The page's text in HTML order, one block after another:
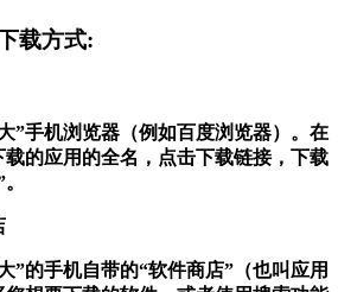
载方式:
”手机浏览器（例如百度浏览器）。在
的应用的全名，点击下载链接，下载
”的手机自带的“软件商店”（也叫应用